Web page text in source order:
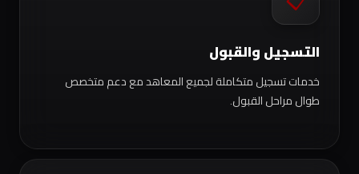
التسجيل والقبول
خدمات تسجيل متكاملة لجميع المعاهد مع دعم متخصص
طوال مراحل القبول.